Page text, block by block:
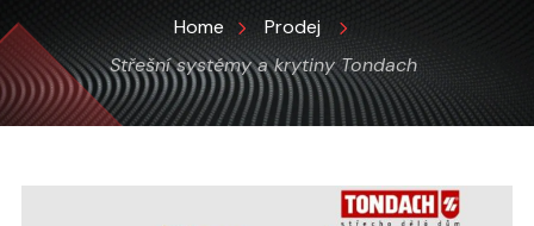
Home
Prodej
Střešní systémy a krytiny Tondach